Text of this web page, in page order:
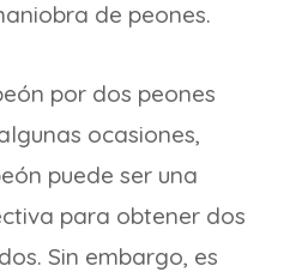
de peones.
por dos peones
ocasiones,
puede ser una
para obtener dos
Sin embargo, es